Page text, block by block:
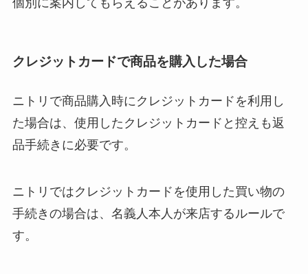
個別に案内してもらえることがあります。
クレジットカードで商品を購入した場合
ニトリで商品購入時にクレジットカードを利用し
た場合は、使用したクレジットカードと控えも返
品手続きに必要です。
ニトリではクレジットカードを使用した買い物の
手続きの場合は、名義人本人が来店するルールで
す。